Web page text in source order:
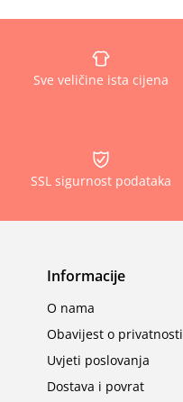
Sve veličine ista cijena
SSL sigurnost podataka
Informacije
O nama
Obavijest o privatnosti
Uvjeti poslovanja
Dostava i povrat